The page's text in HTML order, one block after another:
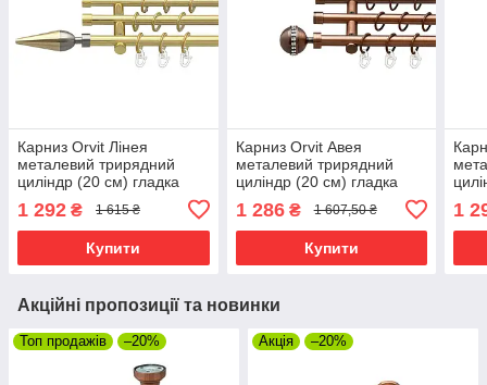
Карниз Orvit Лінея
металевий трирядний
циліндр (20 см) гладка
Золото 16\16\16 мм 200
см (00-00014692)
1 292 ₴ 1 615 ₴
Купити
Карниз Orvit Авея
металевий трирядний
циліндр (20 см) гладка
Мідь 16\16\16 мм 200 см
(00-00020276)
1 286₴ 1 607,50 ₴
Купити
(00-
1
Акційні пропозиції та новинки
Топ продажів –20% Акція –20%